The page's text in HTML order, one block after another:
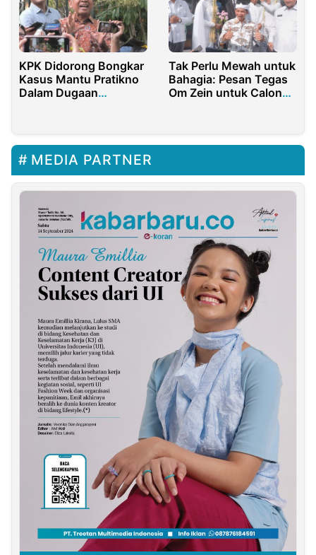
KPK Didorong Bongkar
Kasus Mantu Pratikno
Dalam Dugaan
Tak Perlu Mewah untuk
Bahagia: Pesan Tegas
Om Zein untuk Calon
MEDIA PARTNER